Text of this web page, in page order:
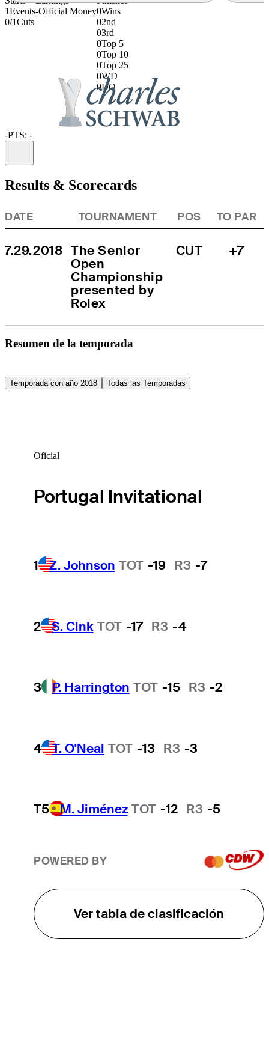
1Events
0/1Cuts
-Official Money0Wins
02nd
03rd
0Top 5
0Top 10
0Top 25
0WD
0DQ
-PTS: -
Results & Scorecards
DATE TOURNAMENT POS TO PAR
7.29.2018 The Senior
Open
Championship
presented by
Rolex
CUT +7
Resumen de la temporada
Temporada con año 2018 Todas las Temporadas
Oficial
Portugal Invitational
1 Z. Johnson TOT -19 R3 -7
2 S. Cink TOT -17 R3 -4
3 P. Harrington TOT -15 R3 -2
4 T. O'Neal TOT -13 R3 -3
T5 M. Jiménez TOT -12 R3 -5
POWERED BY
Ver tabla de clasificación